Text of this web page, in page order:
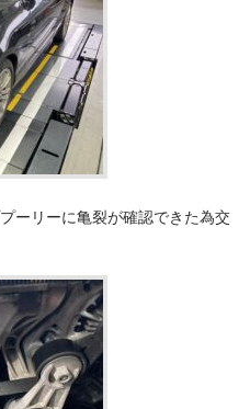
ーリーに亀裂が確認できた為交